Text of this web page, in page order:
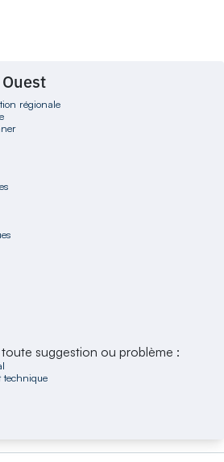
régionale
suggestion ou problème :
technique